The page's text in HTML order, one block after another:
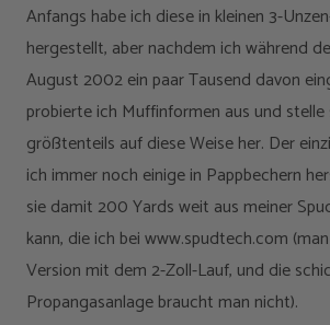
Anfangs habe ich diese in kleinen 3-
hergestellt, aber nachdem ich während
August 2002 ein paar Tausend davon
probierte ich Muffinformen aus und stelle
größtenteils auf diese Weise her. Der
ich immer noch einige in Pappbechern
sie damit 200 Yards weit aus meiner
kann, die ich bei www.spudtech.com
Version mit dem 2-Zoll-Lauf, und die
Propangasanlage braucht man nicht).